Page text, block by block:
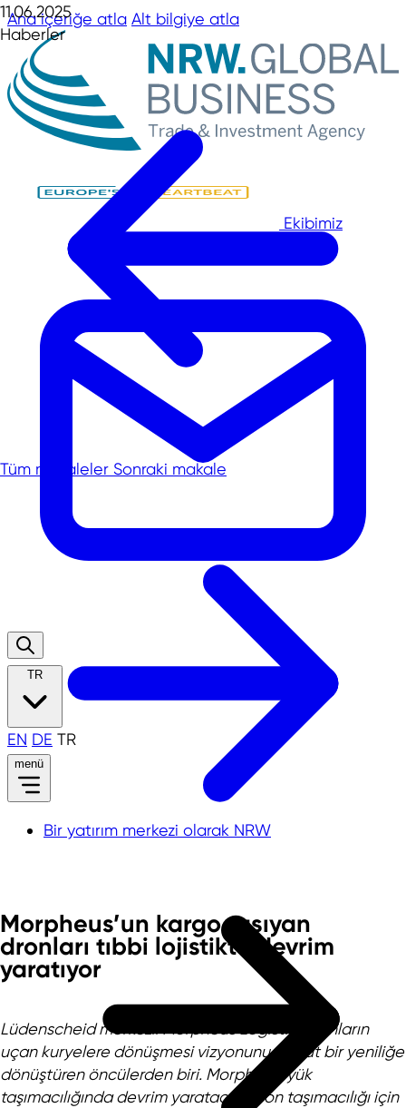
Ana içeriğe atla Alt bilgiye atla
Ekibimiz
TR
EN DE TR
menü
Bir yatırım merkezi olarak NRW
11.06.2025
Haberler
Tüm makaleler Sonraki makale
Morpheus’un kargo taşıyan
dronları tıbbi lojistikte devrim
yaratıyor
Lüdenscheid merkezli Morpheus Logistik, dronların
uçan kuryelere dönüşmesi vizyonunu somut bir yeniliğe
dönüştüren öncülerden biri. Morpheus, yük
taşımacılığında devrim yaratacak dron taşımacılığı için